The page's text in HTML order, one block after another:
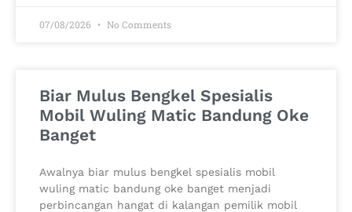
07/08/2026 No Comments
Biar Mulus Bengkel Spesialis
Mobil Wuling Matic Bandung Oke
Banget
Awalnya biar mulus bengkel spesialis mobil
wuling matic bandung oke banget menjadi
perbincangan hangat di kalangan pemilik mobil